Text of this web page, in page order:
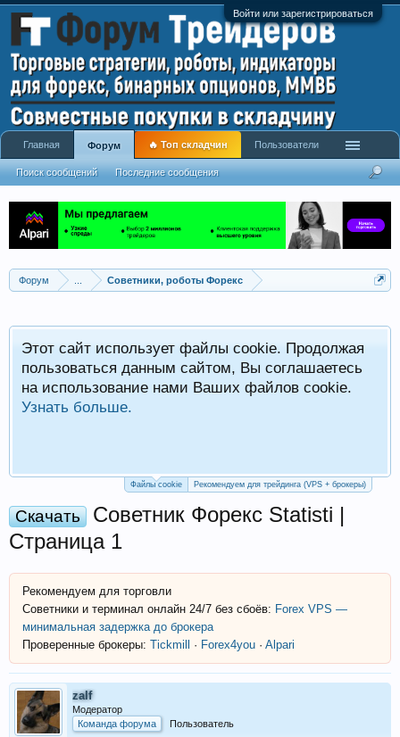
Войти или зарегистрироваться
Форум Советники, роботы Форекс
Этот сайт использует файлы cookie. Продолжая
пользоваться данным сайтом, Вы соглашаетесь
на использование нами Ваших файлов cookie.
Узнать больше.
Файлы cookie Рекомендуем для трейдинга (VPS + брокеры)
Скачать
Советник Форекс Statisti |
Страница 1
Рекомендуем для торговли
Советники и терминал онлайн 24/7 без сбоёв: Forex VPS —
минимальная задержка до брокера
Проверенные брокеры: Tickmill · Forex4you · Alpari
zalf
Модератор
Команда форума
Пользователь
Главная Форум
Поиск сообщений Последние сообщения
🔥 Топ складчин Пользователи